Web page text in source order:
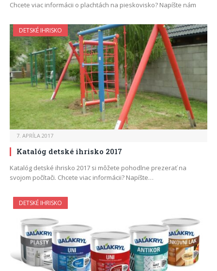
Chcete viac informácii o plachtách na pieskovisko? Napíšte nám
DETSKÉ IHRISKO
7. APRÍLA 2017
Katalóg detské ihrisko 2017
Katalóg detské ihrisko 2017 si môžete pohodlne prezerať na
svojom počítači. Chcete viac informácii? Napíšte…
DETSKÉ IHRISKO